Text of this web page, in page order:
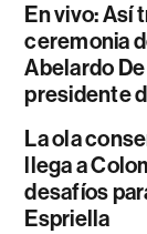
En vivo: Así
ceremonia
Abelardo
presidente
La ola
llega a
desafíos
Espriella